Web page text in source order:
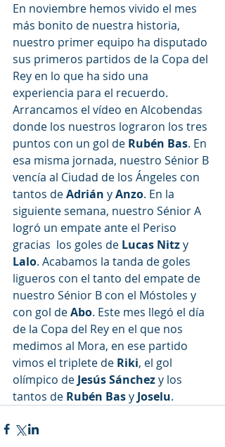
En noviembre hemos vivido el mes
más bonito de nuestra historia,
nuestro primer equipo ha disputado
sus primeros partidos de la Copa del
Rey en lo que ha sido una
experiencia para el recuerdo.
Arrancamos el vídeo en Alcobendas
donde los nuestros lograron los tres
puntos con un gol de Rubén Bas. En
esa misma jornada, nuestro Sénior B
vencía al Ciudad de los Ángeles con
tantos de Adrián y Anzo. En la
siguiente semana, nuestro Sénior A
logró un empate ante el Periso
gracias  los goles de Lucas Nitz y
Lalo. Acabamos la tanda de goles
ligueros con el tanto del empate de
nuestro Sénior B con el Móstoles y
con gol de Abo. Este mes llegó el día
de la Copa del Rey en el que nos
medimos al Mora, en ese partido
vimos el triplete de Riki, el gol
olímpico de Jesús Sánchez y los
tantos de Rubén Bas y Joselu.